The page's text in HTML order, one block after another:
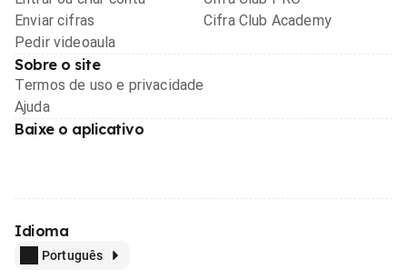
Enviar cifras
Pedir videoaula
Cifra Club Academy
Sobre o site
Termos de uso e privacidade
Ajuda
Baixe o aplicativo
Idioma
Português